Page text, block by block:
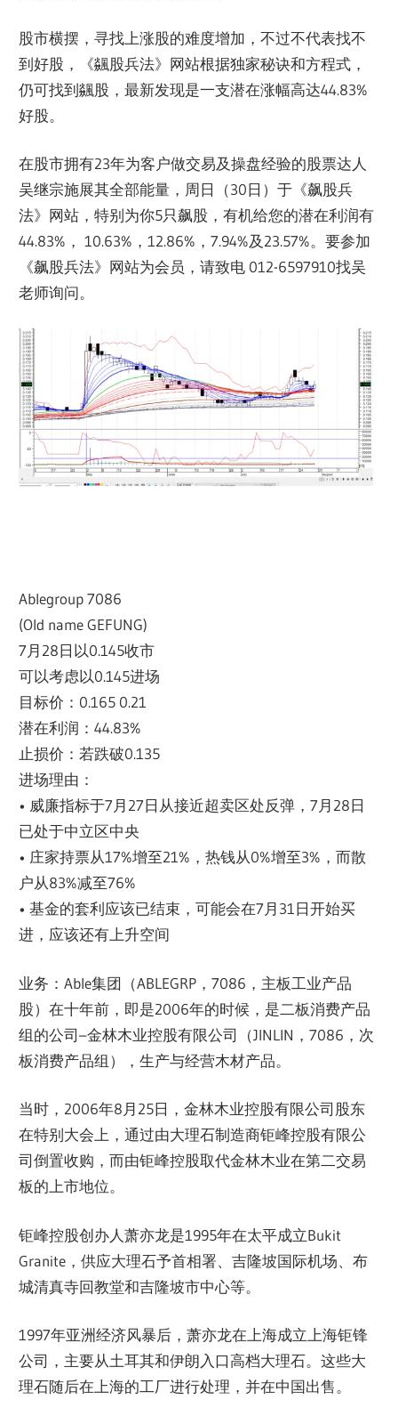
股市横摆，寻找上涨股的难度增加，不过不代表找不
到好股，《飊股兵法》网站根据独家秘诀和方程式，
仍可找到飊股，最新发现是一支潜在涨幅高达44.83%
好股。
在股市拥有23年为客户做交易及操盘经验的股票达人
吴继宗施展其全部能量，周日（30日）于《飙股兵
法》网站，特别为你5只飙股，有机给您的潜在利润有
44.83%， 10.63%，12.86%，7.94%及23.57%。要参加
《飙股兵法》网站为会员，请致电 012-6597910找吴
老师询问。
Ablegroup 7086
(Old name GEFUNG)
7月28日以0.145收市
可以考虑以0.145进场
目标价：0.165 0.21
潜在利润：44.83%
止损价：若跌破0.135
进场理由：
• 威廉指标于7月27日从接近超卖区处反弹，7月28日
已处于中立区中央
• 庄家持票从17%增至21%，热钱从0%增至3%，而散
户从83%减至76%
• 基金的套利应该已结束，可能会在7月31日开始买
进，应该还有上升空间
业务：Able集团（ABLEGRP，7086，主板工业产品
股）在十年前，即是2006年的时候，是二板消费产品
组的公司–金林木业控股有限公司（JINLIN，7086，次
板消费产品组），生产与经营木材产品。
当时，2006年8月25日，金林木业控股有限公司股东
在特别大会上，通过由大理石制造商钜峰控股有限公
司倒置收购，而由钜峰控股取代金林木业在第二交易
板的上市地位。
钜峰控股创办人萧亦龙是1995年在太平成立Bukit
Granite，供应大理石予首相署、吉隆坡国际机场、布
城清真寺回教堂和吉隆坡市中心等。
1997年亚洲经济风暴后，萧亦龙在上海成立上海钜锋
公司，主要从土耳其和伊朗入口高档大理石。这些大
理石随后在上海的工厂进行处理，并在中国出售。